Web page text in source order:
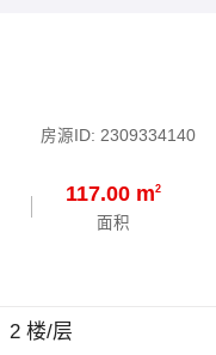
房源ID: 2309334140
117.00 m2
面积
2 楼/层